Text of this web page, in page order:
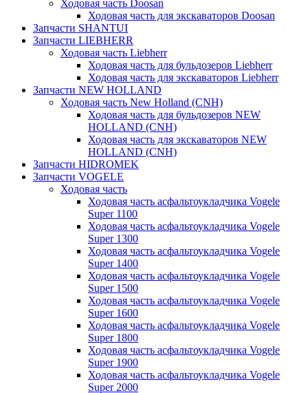
Ходовая часть Doosan
Ходовая часть для экскаваторов Doosan
Запчасти SHANTUI
Запчасти LIEBHERR
Ходовая часть Liebherr
Ходовая часть для бульдозеров Liebherr
Ходовая часть для экскаваторов Liebherr
Запчасти NEW HOLLAND
Ходовая часть New Holland (CNH)
Ходовая часть для бульдозеров NEW
HOLLAND (CNH)
Ходовая часть для экскаваторов NEW
HOLLAND (CNH)
Запчасти HIDROMEK
Запчасти VOGELE
Ходовая часть
Ходовая часть асфальтоукладчика Vogele
Super 1100
Ходовая часть асфальтоукладчика Vogele
Super 1300
Ходовая часть асфальтоукладчика Vogele
Super 1400
Ходовая часть асфальтоукладчика Vogele
Super 1500
Ходовая часть асфальтоукладчика Vogele
Super 1600
Ходовая часть асфальтоукладчика Vogele
Super 1800
Ходовая часть асфальтоукладчика Vogele
Super 1900
Ходовая часть асфальтоукладчика Vogele
Super 2000